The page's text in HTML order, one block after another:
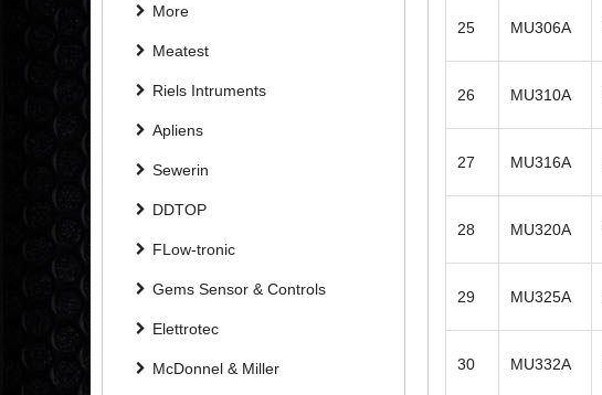
More
Meatest
Riels Intruments
Apliens
Sewerin
DDTOP
FLow-tronic
Gems Sensor & Controls
Elettrotec
McDonnel & Miller
25 MU306A
26 MU310A
27 MU316A
28 MU320A
29 MU325A
30 MU332A